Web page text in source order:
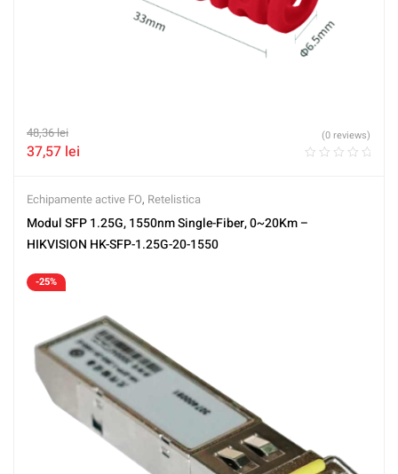
48,36lei
37,57 lei
(0 reviews)
Echipamente active FO, Retelistica
Modul SFP 1.25G, 1550nm Single-Fiber, 0~20Km –
HIKVISION HK-SFP-1.25G-20-1550
-25%